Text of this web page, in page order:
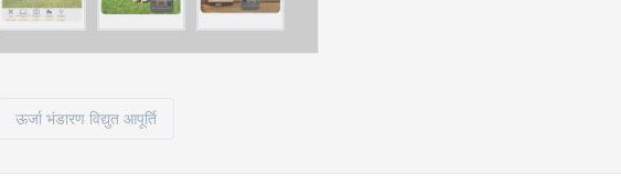
ऊर्जा भंडारण विद्युत आपूर्ति